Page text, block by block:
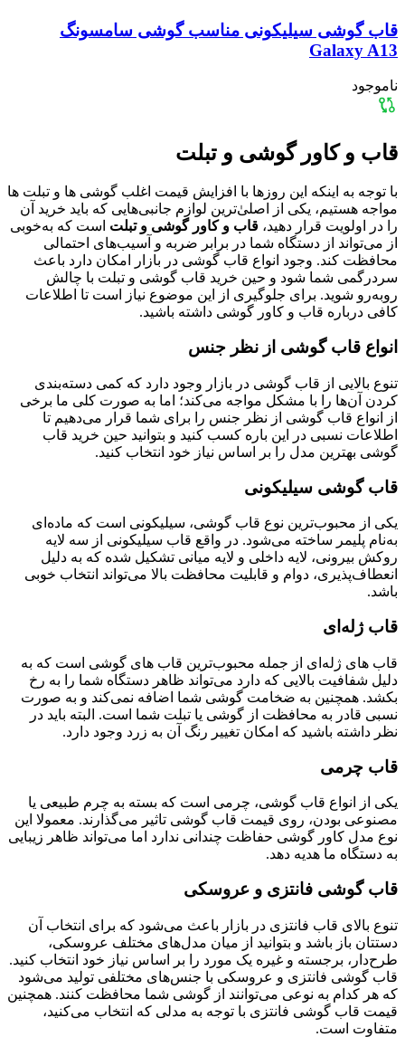
قاب گوشی سیلیکونی مناسب گوشی سامسونگ
Galaxy A13
ناموجود
قاب و کاور گوشی و تبلت
با توجه به اینکه این روزها با افزایش قیمت اغلب گوشی ها و تبلت ها
مواجه هستیم، یکی از اصلی‌ٰترین لوازم جانبی‌هایی که باید خرید آن
را در اولویت قرار دهید، قاب و کاور گوشی و تبلت است که به‌خوبی
از می‌تواند از دستگاه شما در برابر ضربه و آسیب‌های احتمالی
محافظت کند. وجود انواع قاب گوشی در بازار امکان دارد باعث
سردرگمی شما شود و حین خرید قاب گوشی و تبلت با چالش
روبه‌رو شوید. برای جلوگیری از این موضوع نیاز است تا اطلاعات
کافی درباره قاب و کاور گوشی داشته باشید.
انواع قاب گوشی از نظر جنس
تنوع بالایی از قاب گوشی در بازار وجود دارد که کمی دسته‌بندی
کردن آن‌ها را با مشکل مواجه می‌کند؛ اما به صورت کلی ما برخی
از انواع قاب گوشی از نظر جنس را برای شما قرار می‌دهیم تا
اطلاعات نسبی در این باره کسب کنید و بتوانید حین خرید قاب
گوشی بهترین مدل را بر اساس نیاز خود انتخاب کنید.
قاب گوشی سیلیکونی
یکی از محبوب‌ترین نوع قاب گوشی، سیلیکونی است که ماده‌ای
به‌نام پلیمر ساخته می‌شود. در واقع قاب سیلیکونی از سه لایه
روکش بیرونی، لایه داخلی و لایه میانی تشکیل شده که به دلیل
انعطاف‌پذیری، دوام و قابلیت محافظت بالا می‌تواند انتخاب خوبی
باشد.
قاب ژله‌ای
قاب‌ های ژله‌ای از جمله محبوب‌ترین قاب‌ های گوشی است که به
دلیل شفافیت بالایی که دارد می‌تواند ظاهر دستگاه شما را به رخ
بکشد. همچنین به ضخامت گوشی شما اضافه نمی‌کند و به صورت
نسبی قادر به محافظت از گوشی یا تبلت شما است. البته باید در
نظر داشته باشید که امکان تغییر رنگ آن به زرد وجود دارد.
قاب چرمی
یکی از انواع قاب گوشی، چرمی است که بسته به چرم طبیعی یا
مصنوعی بودن، روی قیمت قاب گوشی تاثیر می‌گذارند. معمولا این
نوع مدل کاور گوشی حفاظت چندانی ندارد اما می‌تواند ظاهر زیبایی
به دستگاه ما هدیه دهد.
قاب گوشی فانتزی و عروسکی
تنوع بالای قاب فانتزی در بازار باعث می‌شود که برای انتخاب آن
دستتان باز باشد و بتوانید از میان مدل‌های مختلف عروسکی،
طرح‌دار، برجسته و غیره یک مورد را بر اساس نیاز خود انتخاب کنید.
قاب گوشی فانتزی و عروسکی با جنس‌های مختلفی تولید می‌شود
که هر کدام به نوعی می‌توانند از گوشی شما محافظت کنند. همچنین
قیمت قاب گوشی فانتزی با توجه به مدلی که انتخاب می‌کنید،
متفاوت است.